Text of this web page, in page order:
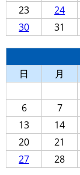
23
24
30
31
日
月
6
7
13
14
20
21
27
28